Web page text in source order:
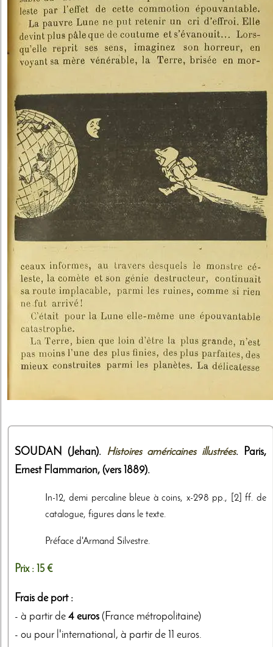
SOUDAN (Jehan). Histoires américaines illustrées. Paris,
Ernest Flammarion, (vers 1889).
In-12, demi percaline bleue à coins, x-298 pp., [2] ff. de
catalogue, figures dans le texte.
Préface d'Armand Silvestre.
Prix : 15 €
Frais de port :
- à partir de 4 euros (France métropolitaine)
- ou pour l'international, à partir de 11 euros.